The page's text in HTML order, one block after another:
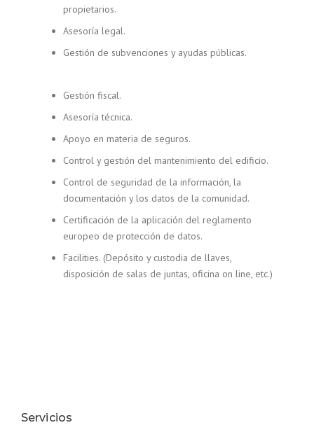
propietarios.
Asesoría legal.
Gestión de subvenciones y ayudas públicas.
Gestión fiscal.
Asesoría técnica.
Apoyo en materia de seguros.
Control y gestión del mantenimiento del edificio.
Control de seguridad de la información, la
documentación y los datos de la comunidad.
Certificación de la aplicación del reglamento
europeo de protección de datos.
Facilities. (Depósito y custodia de llaves,
disposición de salas de juntas, oficina on line, etc.)
Servicios